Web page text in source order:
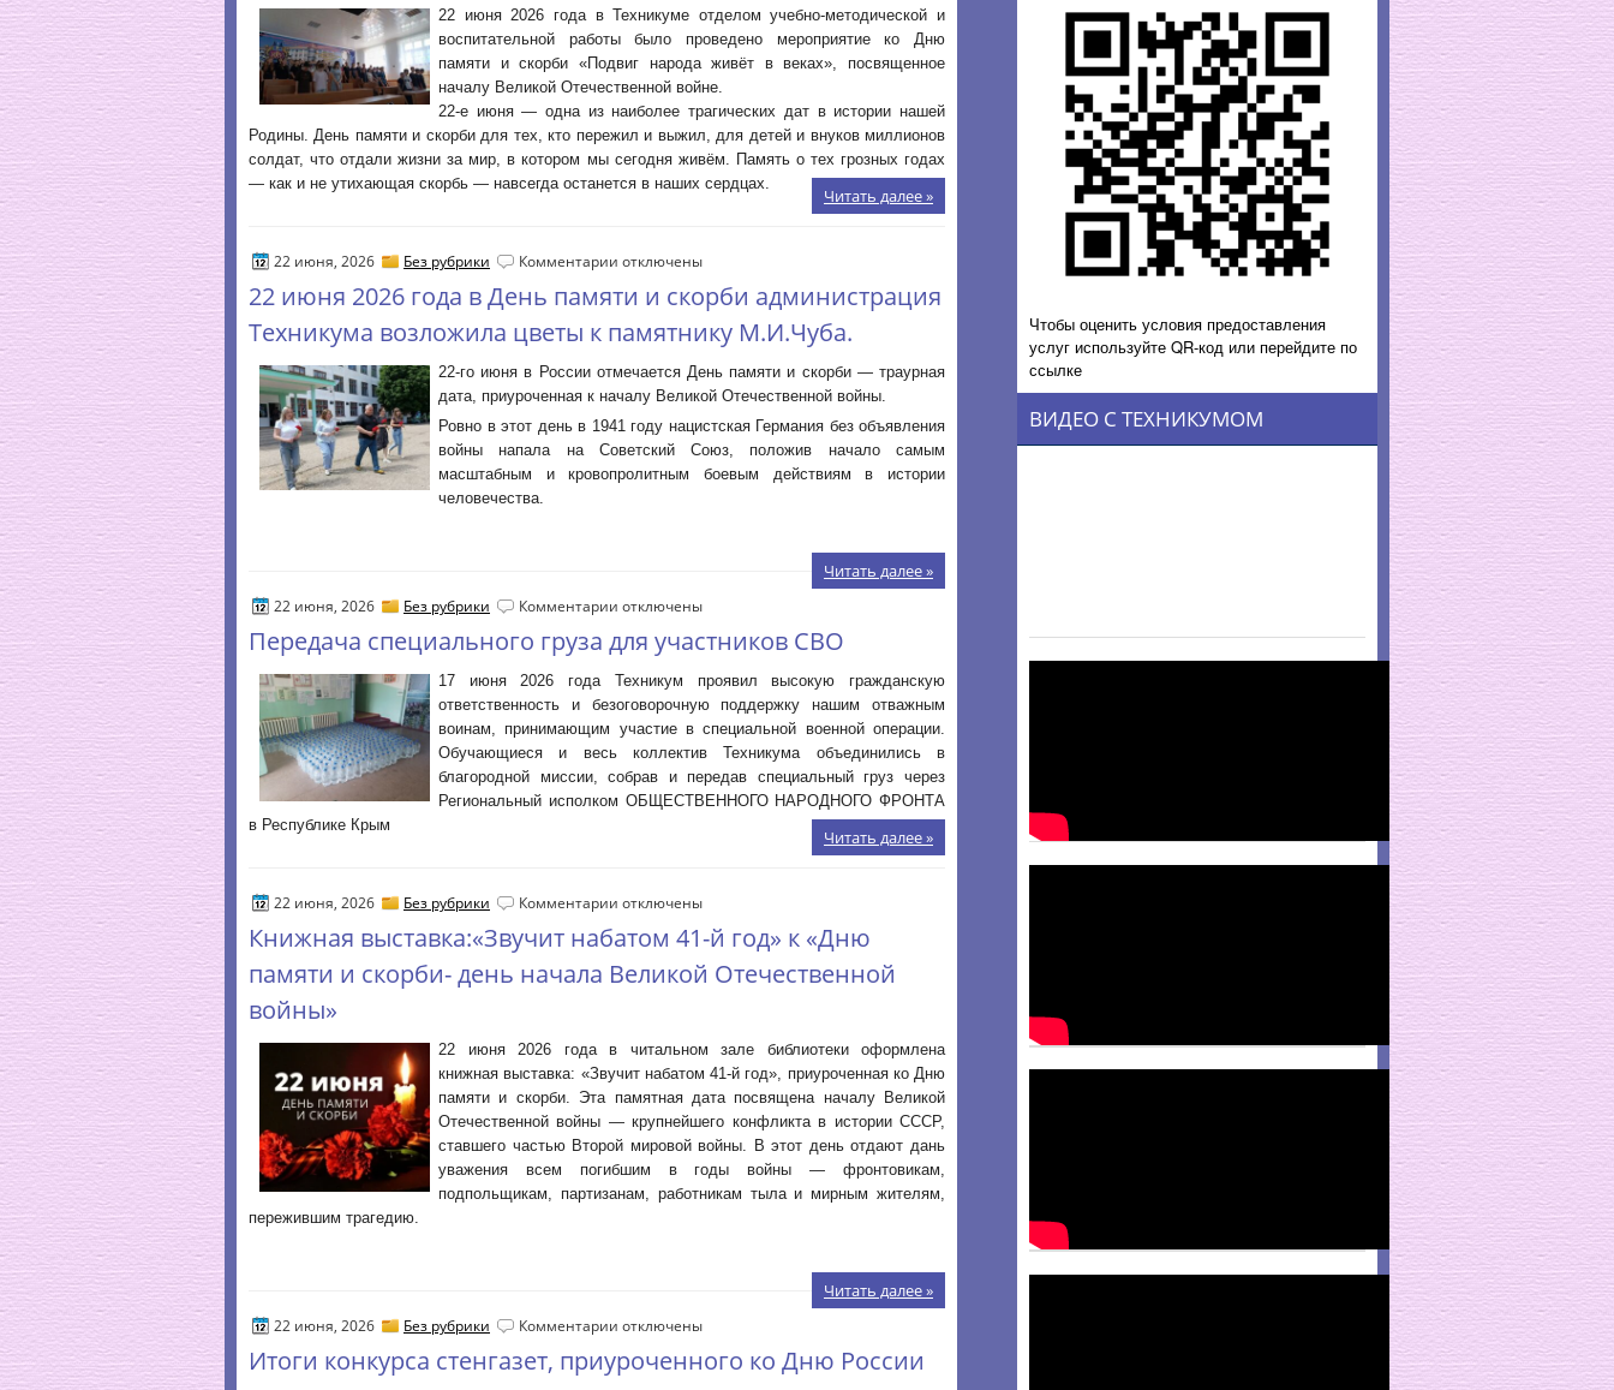
памяти
и
«Подвиг
народа
живёт
в
веках»
22 июня 2026 года в Техникуме отделом учебно-методической и
воспитательной работы было проведено мероприятие ко Дню
памяти и скорби «Подвиг народа живёт в веках», посвященное
началу Великой Отечественной войне.
22-е июня — одна из наиболее трагических дат в истории нашей
Родины. День памяти и скорби для тех, кто пережил и выжил, для детей и внуков миллионов
солдат, что отдали жизни за мир, в котором мы сегодня живём. Память о тех грозных годах
— как и не утихающая скорбь — навсегда останется в наших сердцах.
Читать далее »
22 июня, 2026 Без рубрики Комментарии к
22
июня
2026
года
в
День
памяти
и
скорби
памятнику
отключены
22 июня 2026 года в День памяти и скорби администрация
Техникума возложила цветы к памятнику М.И.Чуба.
22-го июня в России отмечается День памяти и скорби — траурная
дата, приуроченная к началу Великой Отечественной войны.
Ровно в этот день в 1941 году нацистская Германия без объявления
войны напала на Советский Союз, положив начало самым
масштабным и кровопролитным боевым действиям в истории
человечества.
Читать далее »
22 июня, 2026 Без рубрики Комментарии к
Передача
специального
груза
для
участников
СВО
отключены
Передача специального груза для участников СВО
17 июня 2026 года Техникум проявил высокую гражданскую
ответственность и безоговорочную поддержку нашим отважным
воинам, принимающим участие в специальной военной операции.
Обучающиеся и весь коллектив Техникума объединились в
благородной миссии, собрав и передав специальный груз через
Региональный исполком ОБЩЕСТВЕННОГО НАРОДНОГО ФРОНТА
в Республике Крым
Читать далее »
22 июня, 2026 Без рубрики Комментарии к
Книжная
выставка:«Звучит
набатом
год»
к
«Дню
памяти
и
скорби-
начала
отключены
Книжная выставка:«Звучит набатом 41-й год» к «Дню
памяти и скорби- день начала Великой Отечественной
войны»
22 июня 2026 года в читальном зале библиотеки оформлена
книжная выставка: «Звучит набатом 41-й год», приуроченная ко Дню
памяти и скорби. Эта памятная дата посвящена началу Великой
Отечественной войны — крупнейшего конфликта в истории СССР,
ставшего частью Второй мировой войны. В этот день отдают дань
уважения всем погибшим в годы войны — фронтовикам,
подпольщикам, партизанам, работникам тыла и мирным жителям,
пережившим трагедию.
Читать далее »
22 июня, 2026 Без рубрики Комментарии к
Итоги
отключены
Итоги конкурса стенгазет, приуроченного ко Дню России
Чтобы оценить условия предоставления
услуг используйте QR-код или перейдите по
ссылке
ВИДЕО С ТЕХНИКУМОМ